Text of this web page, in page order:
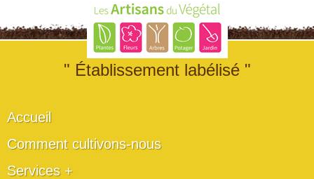
" Établissement labélisé "
Accueil
Comment cultivons-nous
Services +